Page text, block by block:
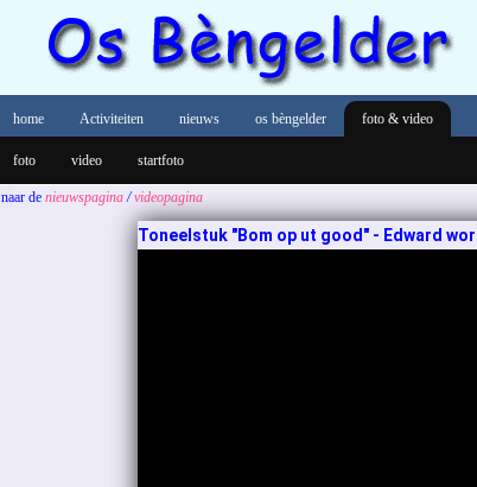
home Activiteiten nieuws os bèngelder foto & video
foto video startfoto
naar de nieuwspagina/videopagina
Toneelstuk "Bom op ut good" - Edward